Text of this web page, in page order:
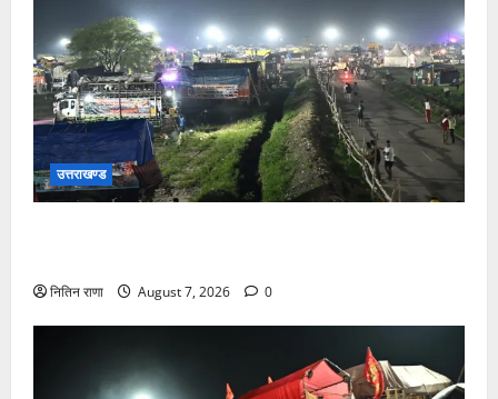
उत्तराखण्ड
नितिन राणा August 7, 2026 0